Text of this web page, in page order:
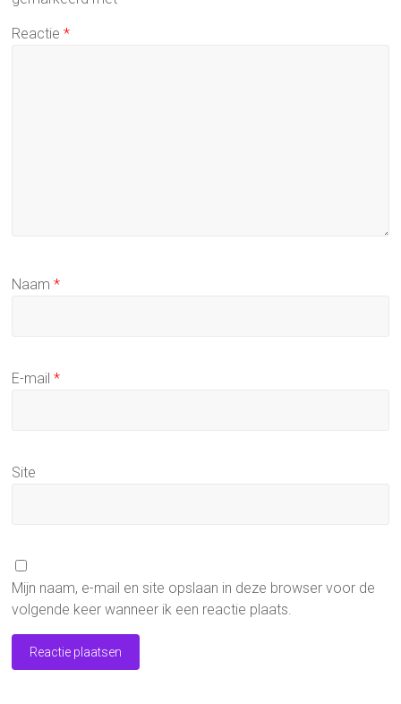
Reactie*
Naam*
E-mail*
Site
Mijn naam, e-mail en site opslaan in deze browser voor de
volgende keer wanneer ik een reactie plaats.